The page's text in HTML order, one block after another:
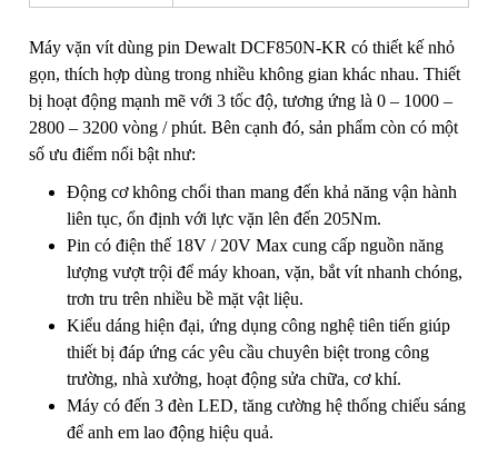
Máy vặn vít dùng pin Dewalt DCF850N-KR có thiết kế nhỏ
gọn, thích hợp dùng trong nhiều không gian khác nhau. Thiết
bị hoạt động mạnh mẽ với 3 tốc độ, tương ứng là 0 – 1000 –
2800 – 3200 vòng / phút. Bên cạnh đó, sản phẩm còn có một
số ưu điểm nổi bật như:
Động cơ không chổi than mang đến khả năng vận hành
liên tục, ổn định với lực vặn lên đến 205Nm.
Pin có điện thế 18V / 20V Max cung cấp nguồn năng
lượng vượt trội để máy khoan, vặn, bắt vít nhanh chóng,
trơn tru trên nhiều bề mặt vật liệu.
Kiểu dáng hiện đại, ứng dụng công nghệ tiên tiến giúp
thiết bị đáp ứng các yêu cầu chuyên biệt trong công
trường, nhà xưởng, hoạt động sửa chữa, cơ khí.
Máy có đến 3 đèn LED, tăng cường hệ thống chiếu sáng
để anh em lao động hiệu quả.